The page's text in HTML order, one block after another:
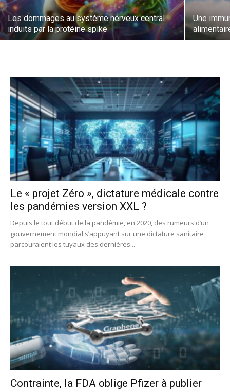
Les dommages au système nerveux central
induits par la protéine spike
Une
Le « projet Zéro », dictature médicale contre
les pandémies version XXL ?
Depuis le tout début de la pandémie, en 2020, des rumeurs d’un
gouvernement mondial s’appuyant sur une dictature sanitaire
parcouraient les tuyaux des dernières...
Contrainte, la FDA oblige Pfizer à publier